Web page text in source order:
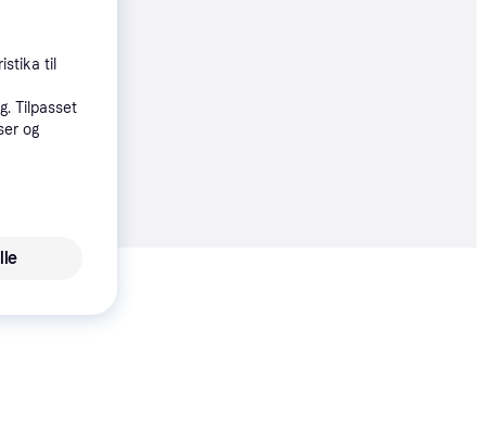
til
Tilpasset
og